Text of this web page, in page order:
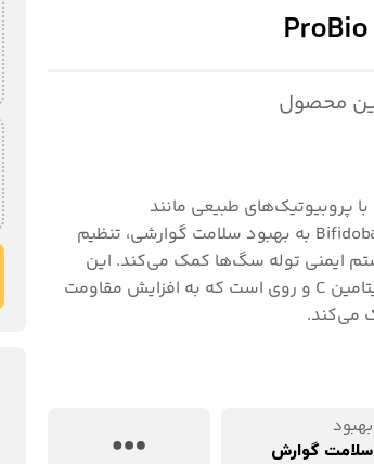
پروبیوتیک‌های طبیعی مانند
Lactobacillus و Bifidobacterium به بهبود سلامت گوارشی، تنظیم
ایمنی توله سگ‌ها کمک می‌کند. این
محصول همچنین حاوی ویتامین C و روی است که به افزایش مقاومت
می‌کند.
بهبود
سلامت گوارش